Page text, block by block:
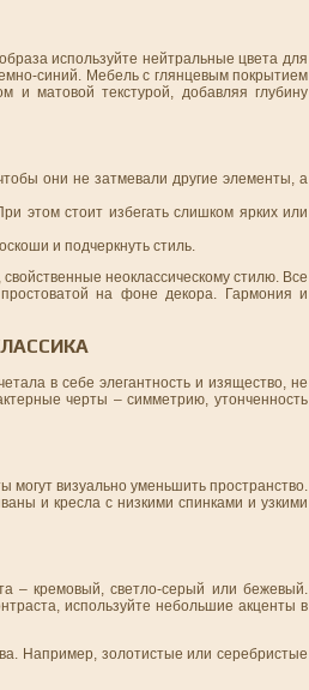
используйте нейтральные цвета для
синий. Мебель с глянцевым покрытием
и матовой текстурой, добавляя глубину
они не затмевали другие элементы, а
этом стоит избегать слишком ярких или
и подчеркнуть стиль.
неоклассическому стилю. Все
на фоне декора. Гармония и
в себе элегантность и изящество, не
черты – симметрию, утонченность
визуально уменьшить пространство.
и кресла с низкими спинками и узкими
– кремовый, светло-серый или бежевый.
используйте небольшие акценты в
Например, золотистые или серебристые